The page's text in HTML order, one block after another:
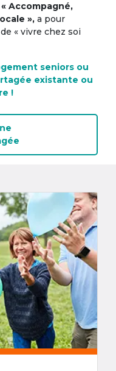
Accompagné,
», a pour
« vivre chez soi
seniors ou
existante ou
!